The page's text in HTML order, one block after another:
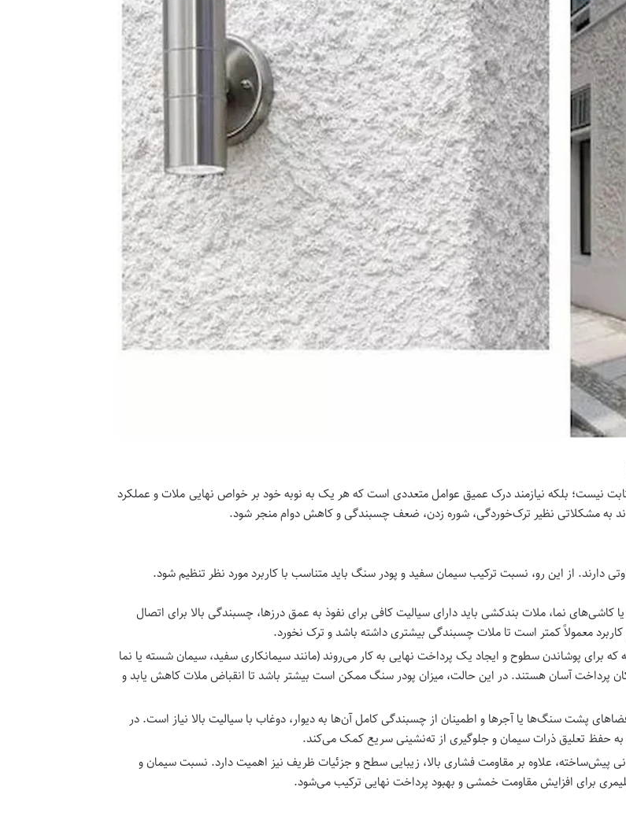
نیست؛ بلکه نیازمند درک عمیق عوامل متعددی است که هر یک به نوبه خود بر خواص نهایی ملات و عملکرد
به مشکلاتی نظیر ترک‌خوردگی، شوره زدن، ضعف چسبندگی و کاهش دوام منجر شود.
دارند. از این رو، نسبت ترکیب سیمان سفید و پودر سنگ باید متناسب با کاربرد مورد نظر تنظیم شود.
کاشی‌های نما، ملات بندکشی باید دارای سیالیت کافی برای نفوذ به عمق درزها، چسبندگی بالا برای اتصال
معمولاً کمتر است تا ملات چسبندگی بیشتری داشته باشد و ترک نخورد.
که برای پوشاندن سطوح و ایجاد یک پرداخت نهایی به کار می‌روند (مانند سیمانکاری سفید، سیمان شسته یا نما
پرداخت آسان هستند. در این حالت، میزان پودر سنگ ممکن است بیشتر باشد تا انقباض ملات کاهش یابد و
پشت سنگ‌ها یا آجرها و اطمینان از چسبندگی کامل آن‌ها به دیوار، دوغاب با سیالیت بالا نیاز است. در
حفظ تعلیق ذرات سیمان و جلوگیری از ته‌نشینی سریع کمک می‌کند.
پیش‌ساخته، علاوه بر مقاومت فشاری بالا، زیبایی سطح و جزئیات ظریف نیز اهمیت دارد. نسبت سیمان و
برای افزایش مقاومت خمشی و بهبود پرداخت نهایی ترکیب می‌شود.